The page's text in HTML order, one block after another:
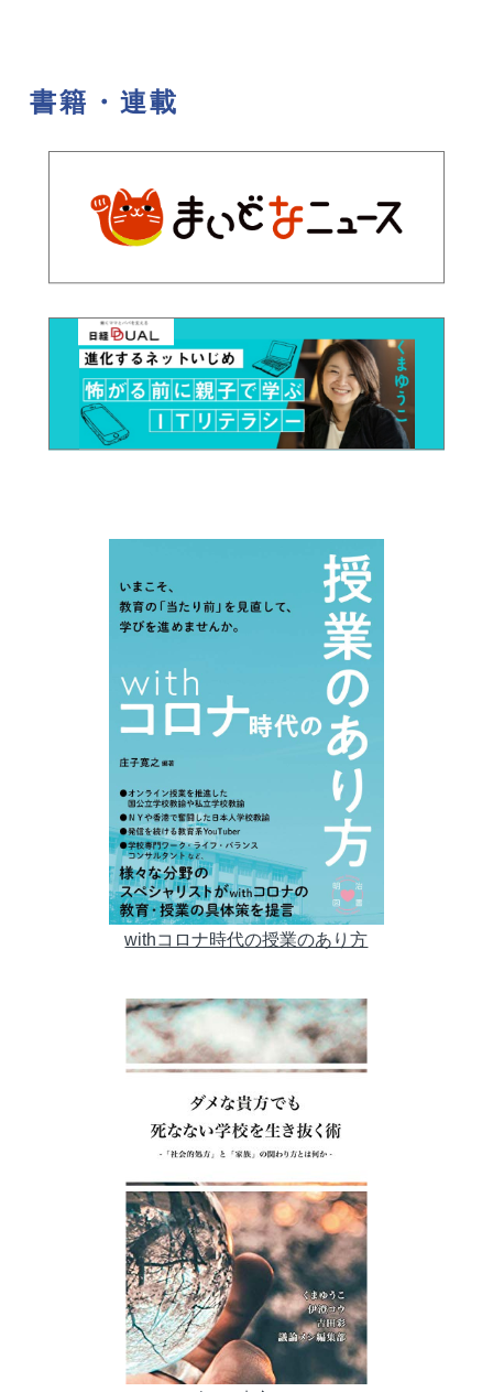
書籍・連載
withコロナ時代の授業のあり方